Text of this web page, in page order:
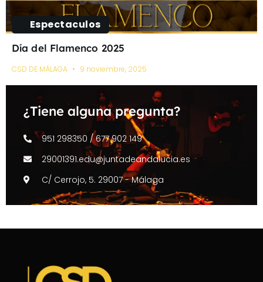
Espectaculos
Día del Flamenco 2025
CSD DE MÁLAGA 9 noviembre, 2025
¿Tiene alguna pregunta?
951 298350 / 677 902 149
29001391.edu@juntadeandalucia.es
C/ Cerrojo, 5. 29007 - Málaga